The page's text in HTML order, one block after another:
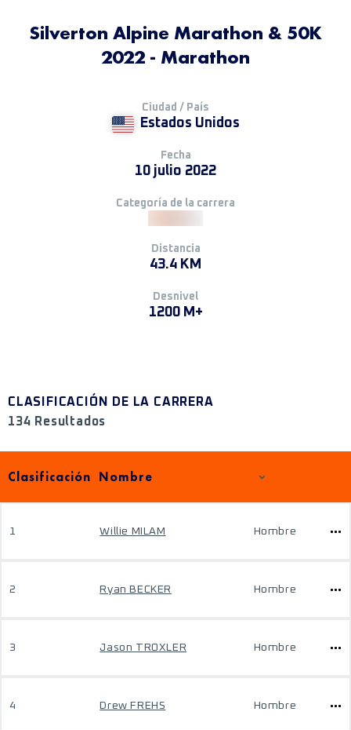
Silverton Alpine Marathon & 50K
2022 - Marathon
Ciudad / País
Estados Unidos
Fecha
10 julio 2022
Categoría de la carrera
Distancia
43.4 KM
Desnivel
1200 M+
CLASIFICACIÓN DE LA CARRERA
134 Resultados
Clasificación Nombre
1 Willie MILAM Hombre
2 Ryan BECKER Hombre
3 Jason TROXLER Hombre
4 Drew FREHS Hombre